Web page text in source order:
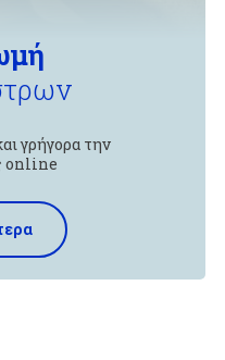
γρήγορα την
online